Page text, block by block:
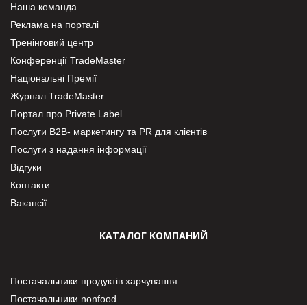
Наша команда
Реклама на порталі
Тренінговий центр
Конференції TradeMaster
Національні Премії
Журнал TradeMaster
Портал про Private Label
Послуги В2В- маркетингу та PR для клієнтів
Послуги з надання інформації
Відгуки
Контакти
Вакансії
КАТАЛОГ КОМПАНИЙ
Постачальники продуктів харчування
Постачальники nonfood